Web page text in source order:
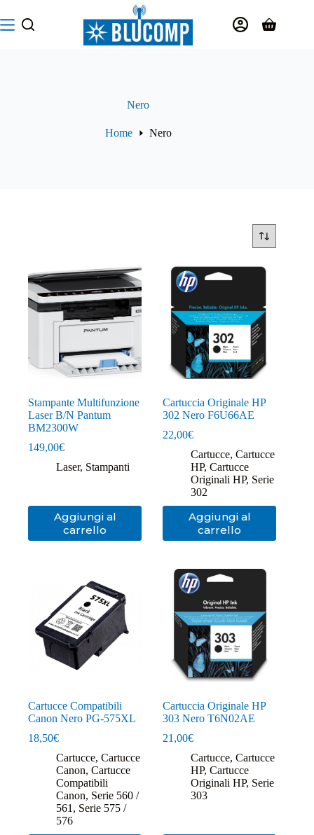
al
contenuto
Carrello
Nero
Home Nero
Stampante Multifunzione
Laser B/N Pantum
BM2300W
149,00€
Laser, Stampanti
Aggiungi al
carrello
Cartuccia Originale HP
302 Nero F6U66AE
22,00€
Cartucce,Cartucce
HP,Cartucce
Originali HP, Serie
302
Aggiungi al
carrello
Cartucce Compatibili
Canon Nero PG-575XL
18,50€
Cartucce, Cartucce
Canon, Cartucce
Compatibili
Canon, Serie 560 /
561 , Serie 575 /
576
Cartuccia Originale HP
303 Nero T6N02AE
21,00€
Cartucce,Cartucce
HP,Cartucce
Originali HP, Serie
303